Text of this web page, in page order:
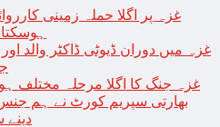
غزہ پر اگلا حملہ زمینی
غزہ میں دوران ڈیوٹی ڈاکٹر والد
غزہ جنگ کا اگلا مرحلہ مختلف
بھارتی سپریم کورٹ نے ہم